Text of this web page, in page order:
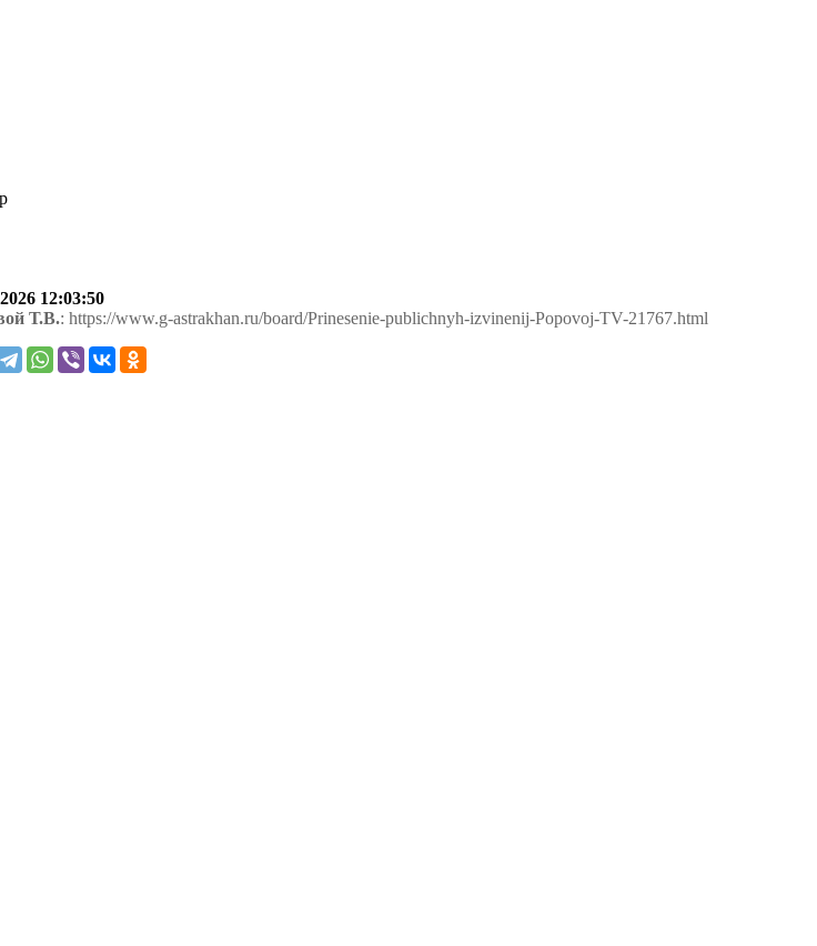
12:03:50
Т.В.: https://www.g-astrakhan.ru/board/Prinesenie-publichnyh-izvinenij-Popovoj-TV-21767.html